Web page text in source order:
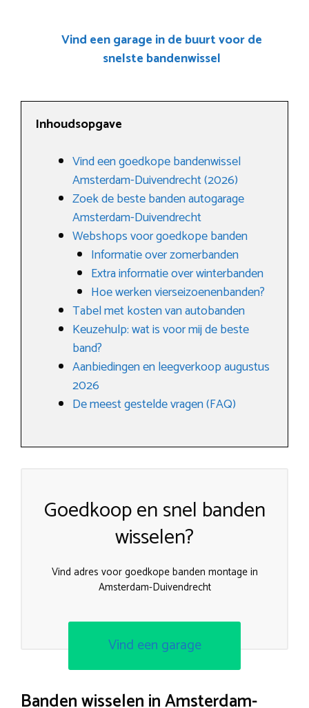
Vind een garage in de buurt voor de
snelste bandenwissel
Inhoudsopgave
Vind een goedkope bandenwissel
Amsterdam-Duivendrecht (2026)
Zoek de beste banden autogarage
Amsterdam-Duivendrecht
Webshops voor goedkope banden
Informatie over zomerbanden
Extra informatie over winterbanden
Hoe werken vierseizoenenbanden?
Tabel met kosten van autobanden
Keuzehulp: wat is voor mij de beste
band?
Aanbiedingen en leegverkoop augustus
2026
De meest gestelde vragen (FAQ)
Goedkoop en snel banden
wisselen?
Vind adres voor goedkope banden montage in
Amsterdam-Duivendrecht
Vind een garage
Banden wisselen in Amsterdam-